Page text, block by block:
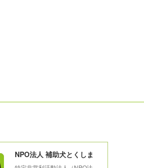
NPO法人 補助犬とくしま